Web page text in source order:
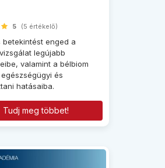
5 (5 értékelő)
betekintést enged a
legújabb
valamint a bélbiom
és
hatásaiba.
Tudj meg többet!